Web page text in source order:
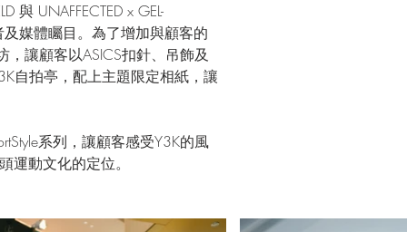
與 UNAFFECTED x GEL-
媒體矚目。為了增加與顧客的
，讓顧客以ASICS扣針、吊飾及
自拍亭，配上主題限定相紙，讓
系列，讓顧客感受Y3K的風
運動文化的定位。